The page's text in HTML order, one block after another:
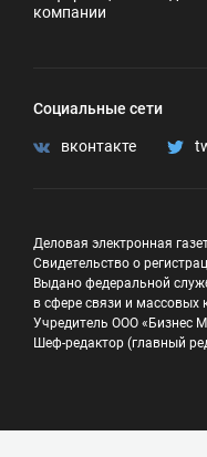
компании
Социальные сети
вконтакте
Деловая электронная
Свидетельство о
Выдано федеральной
в сфере связи и массовых
Учредитель ООО «Бизнес
Шеф-редактор (главный